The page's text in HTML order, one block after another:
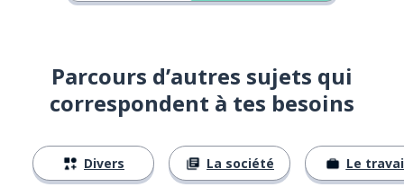
Parcours d’autres sujets qui
correspondent à tes besoins
Divers La société Le